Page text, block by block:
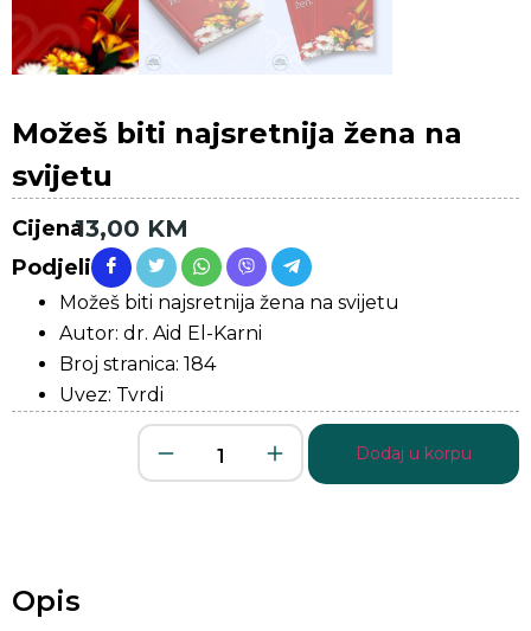
Možeš biti najsretnija žena na
svijetu
Cijena13,00 KM
Podjeli
Možeš biti najsretnija žena na svijetu
Autor: dr. Aid El-Karni
Broj stranica: 184
Uvez: Tvrdi
Dodaj u korpu
Opis